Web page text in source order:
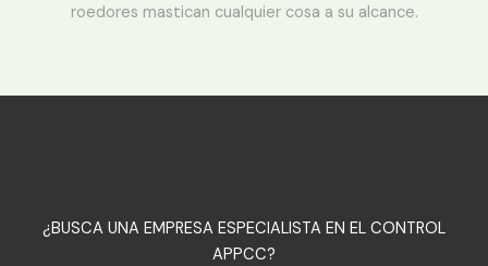
roedores mastican cualquier cosa a su alcance.
¿BUSCA UNA EMPRESA ESPECIALISTA EN EL CONTROL
APPCC?